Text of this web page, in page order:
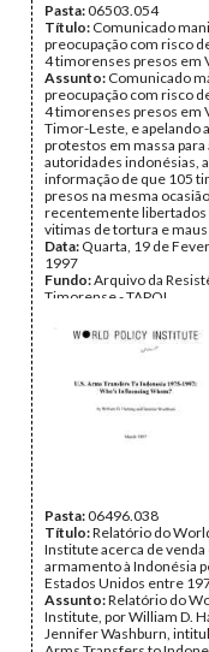
Pasta:06503.054
Título: Comunicado
preocupação com risco
4 timorenses presos em
Assunto: Comunicado
preocupação com risco
4 timorenses presos em
Timor-Leste, e apelando
protestos em massa para
autoridades indonésias,
informação de que 105
presos na mesma
recentemente
vitimas de tortura e
Data: Quarta, 19 de
1997
Fundo:Arquivo da
Timorense - TAPOL
Página(s): 2
Pasta:06496.038
Título:Relatório do
Institute acerca de venda
armamento à Indonésia
Estados Unidos entre
Assunto:Relatório do
Institute, por William D.
Jennifer Washburn,